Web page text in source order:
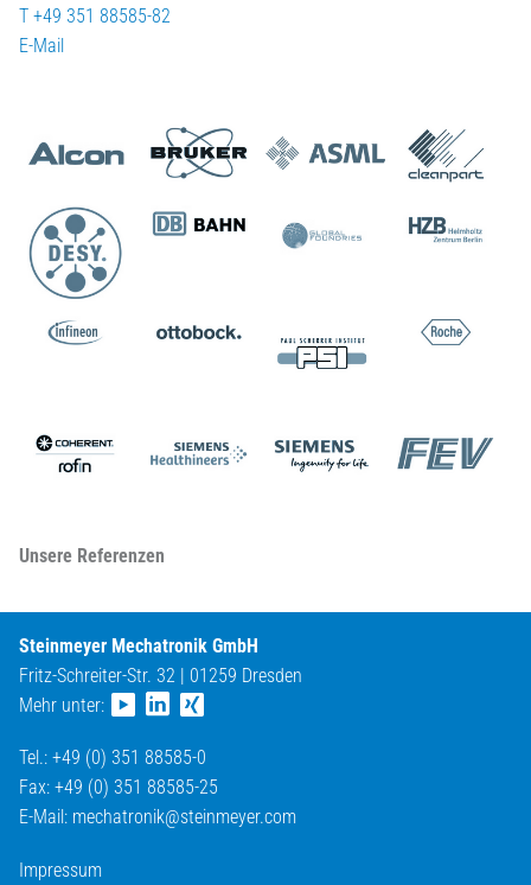
T +49 351 88585-82
E-Mail
Unsere Referenzen
Steinmeyer Mechatronik GmbH
Fritz-Schreiter-Str. 32 | 01259 Dresden
Mehr unter:
Tel.: +49 (0) 351 88585-0
Fax: +49 (0) 351 88585-25
E-Mail: mechatronik@steinmeyer.com
Impressum